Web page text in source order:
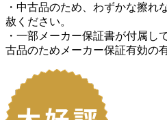
・中古品のため、わずかな擦れ
赦ください。
・一部メーカー保証書が付属し
古品のためメーカー保証有効の